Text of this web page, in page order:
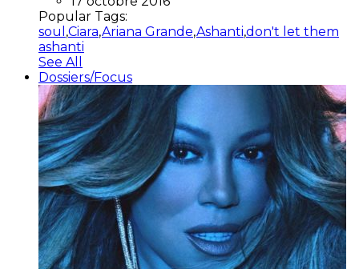
Popular Tags:
soul ,Ciara,Ariana Grande,Ashanti,don't let them
ashanti
See All
Dossiers/Focus